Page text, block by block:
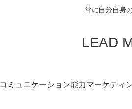
常に自分自身
LEAD
コミュニケーション能力